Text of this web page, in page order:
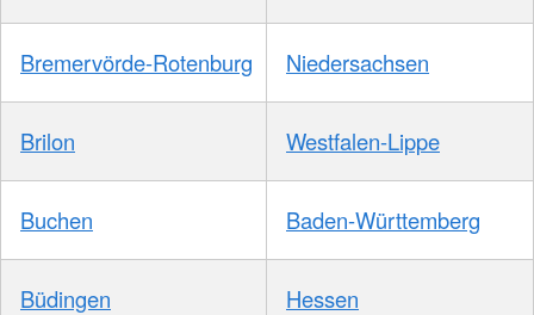
Bremervörde-Rotenburg Niedersachsen
Brilon Westfalen-Lippe
Buchen Baden-Württemberg
Büdingen Hessen